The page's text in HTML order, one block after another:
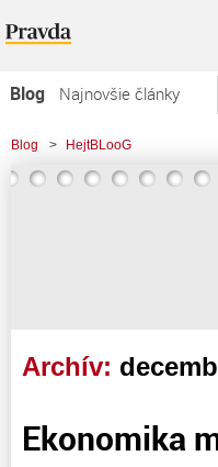
Blog
Najnovšie články
Najčítanejšie články
Najkomentovanejšie články
Blog > HejtBLooG
Archív:
Ekonomika